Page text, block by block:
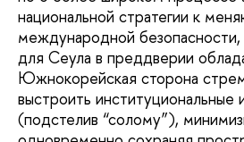
национальной стратегии к
международной безопасности,
для Сеула в преддверии
Южнокорейская сторона
выстроить институциональные
(подстелив “солому”),